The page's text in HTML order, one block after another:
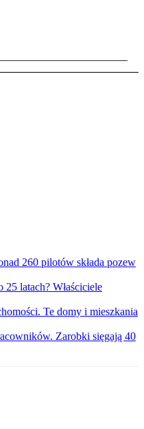
260 pilotów składa pozew
latach? Właściciele
Te domy i mieszkania
Zarobki sięgają 40